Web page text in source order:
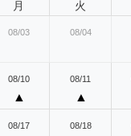
月 火
08/03 08/04
08/10
▲
08/11
▲
08/17 08/18